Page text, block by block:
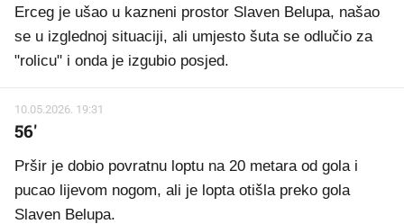
Erceg je ušao u kazneni prostor Slaven Belupa, našao
se u izglednoj situaciji, ali umjesto šuta se odlučio za
"rolicu" i onda je izgubio posjed.
10.05.2026. 19:31
56'
Pršir je dobio povratnu loptu na 20 metara od gola i
pucao lijevom nogom, ali je lopta otišla preko gola
Slaven Belupa.